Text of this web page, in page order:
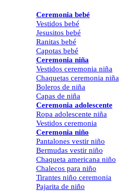
Ceremonia bebé
Vestidos bebé
Jesusitos bebé
Ranitas bebé
Capotas bebé
Ceremonia niña
Vestidos ceremonia niña
Chaquetas ceremonia niña
Boleros de niña
Capas de niña
Ceremonia adolescente
Ropa adolescente niña
Vestidos ceremonia
Ceremonia niño
Pantalones vestir niño
Bermudas vestir niño
Chaqueta americana niño
Chalecos para niño
Tirantes niño ceremonia
Pajarita de niño